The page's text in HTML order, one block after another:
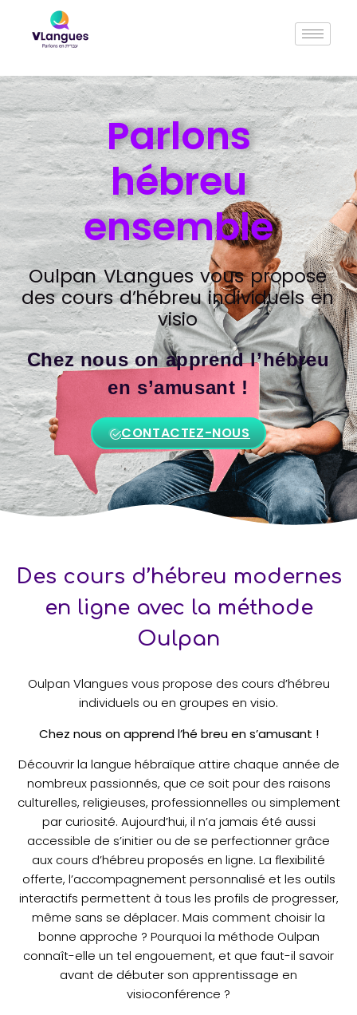
Parlons
hébreu
ensemble
Oulpan VLangues vous propose
des cours d’hébreu individuels en
visio
Chez nous on apprend l’hébreu
en s’amusant !
CONTACTEZ-NOUS
Des cours d’hébreu modernes
en ligne avec la méthode
Oulpan
Oulpan Vlangues vous propose des cours d’hébreu
individuels ou en groupes en visio.
Chez nous on apprend l’hé breu en s’amusant !
Découvrir la langue hébraïque attire chaque année de
nombreux passionnés, que ce soit pour des raisons
culturelles, religieuses, professionnelles ou simplement
par curiosité. Aujourd’hui, il n’a jamais été aussi
accessible de s’initier ou de se perfectionner grâce
aux cours d’hébreu proposés en ligne. La flexibilité
offerte, l’accompagnement personnalisé et les outils
interactifs permettent à tous les profils de progresser,
même sans se déplacer. Mais comment choisir la
bonne approche ? Pourquoi la méthode Oulpan
connaît-elle un tel engouement, et que faut-il savoir
avant de débuter son apprentissage en
visioconférence ?